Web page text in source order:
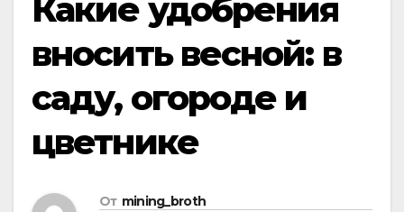
Какие удобрения
вносить весной: в
саду, огороде и
цветнике
От mining_broth